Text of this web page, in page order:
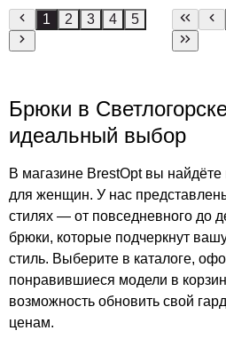
1 2 3 4 5
Брюки в
идеальный выбор
В магазине BrestOpt вы
для женщин. У нас
стилях — от повседневного до
брюки, которые подчеркнут
стиль. Выберите в каталоге,
понравившиеся модели в
возможность обновить свой
ценам.